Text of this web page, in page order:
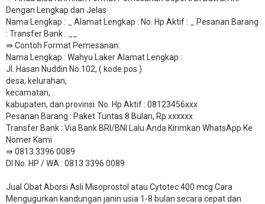
Dengan Lengkap dan Jelas
Nama Lengkap : _ Alamat Lengkap : No. Hp Aktif : _ Pesanan Barang
: Transfer Bank : __
​⇛ Contoh Format Pemesanan:
Nama Lengkap : Wahyu Laker Alamat Lengkap :
Jl. Hasan Nuddin No.102, ( kode pos )
desa, kelurahan,
kecamatan,
kabupaten, dan provinsi. No. Hp Aktif : 08123456xxx
Pesanan Barang : Paket Tuntas 8 Bulan, Rp xxxxxx
​Transfer Bank : Via Bank BRI/BNI Lalu Anda Kirimkan WhatsApp Ke
Nomer Kami
⇛ 0813 3396 0089
DI No. HP / WA : 0813 3396 0089
Jual Obat Aborsi Asli Misoprostol atau Cytotec 400 mcg Cara
Mengugurkan kandungan janin usia 1-8 bulan secara cepat dan